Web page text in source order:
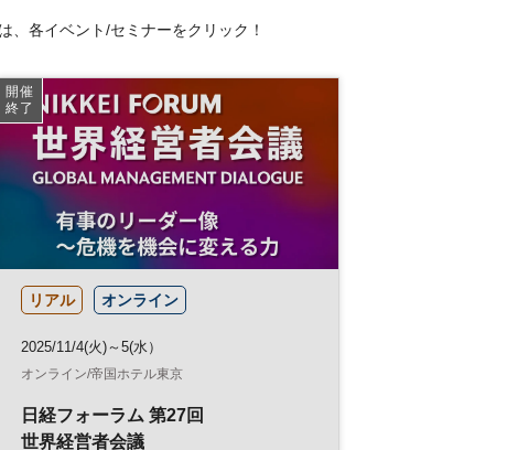
、各イベント/セミナーをクリック！
開催
終了
リアル オンライン
2025/11/4(火)～5(水）
オンライン/帝国ホテル東京
日経フォーラム 第27回
世界経営者会議